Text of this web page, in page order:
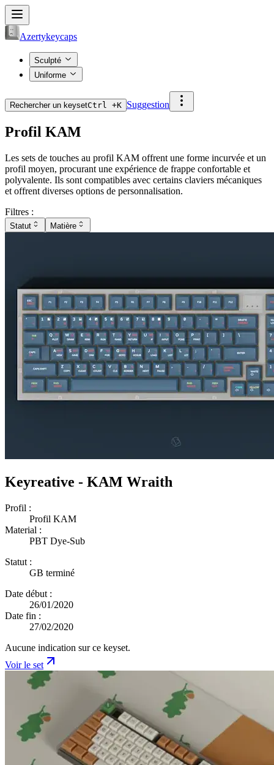
Azertykeycaps
Sculpté
Uniforme
Rechercher un keysetCtrl +K Suggestion
Profil KAM
Les sets de touches au profil KAM offrent une forme incurvée et un
profil moyen, procurant une expérience de frappe confortable et
polyvalente. Ils sont compatibles avec certains claviers mécaniques
et offrent diverses options de personnalisation.
Filtres :
Statut Matière
Keyreative - KAM Wraith
Profil :
Profil KAM
Material :
PBT Dye-Sub
Statut :
GB terminé
Date début :
26/01/2020
Date fin :
27/02/2020
Aucune indication sur ce keyset.
Voir le set